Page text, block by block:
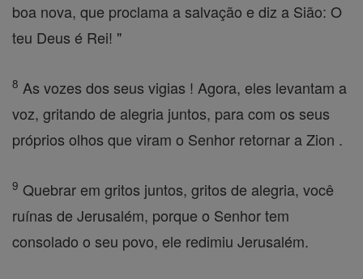
boa nova, que proclama a salvação e diz a Sião: O
teu Deus é Rei! "
8 As vozes dos seus vigias ! Agora, eles levantam a
voz, gritando de alegria juntos, para com os seus
próprios olhos que viram o Senhor retornar a Zion .
9 Quebrar em gritos juntos, gritos de alegria, você
ruínas de Jerusalém, porque o Senhor tem
consolado o seu povo, ele redimiu Jerusalém.